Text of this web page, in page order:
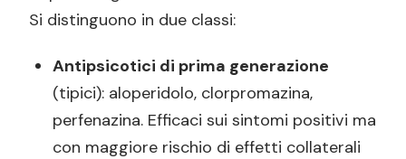
Si distinguono in due classi:
Antipsicotici di prima generazione
(tipici): aloperidolo, clorpromazina,
perfenazina. Efficaci sui sintomi positivi ma
con maggiore rischio di effetti collaterali